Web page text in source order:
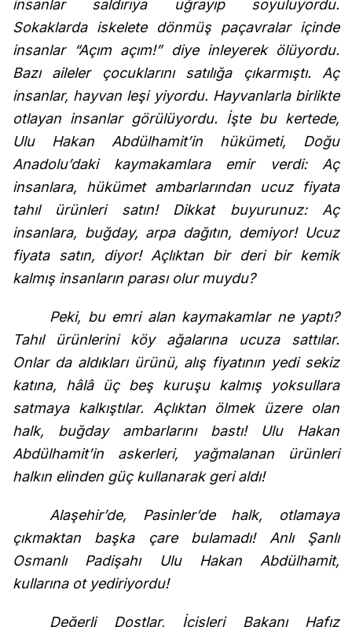
insanlar saldırıya uğrayıp soyuluyordu.
Sokaklarda iskelete dönmüş paçavralar içinde
insanlar “Açım açım!” diye inleyerek ölüyordu.
Bazı aileler çocuklarını satılığa çıkarmıştı. Aç
insanlar, hayvan leşi yiyordu. Hayvanlarla birlikte
otlayan insanlar görülüyordu. İşte bu kertede,
Ulu Hakan Abdülhamit’in hükümeti, Doğu
Anadolu’daki kaymakamlara emir verdi: Aç
insanlara, hükümet ambarlarından ucuz fiyata
tahıl ürünleri satın! Dikkat buyurunuz: Aç
insanlara, buğday, arpa dağıtın, demiyor! Ucuz
fiyata satın, diyor! Açlıktan bir deri bir kemik
kalmış insanların parası olur muydu?
Peki, bu emri alan kaymakamlar ne yaptı?
Tahıl ürünlerini köy ağalarına ucuza sattılar.
Onlar da aldıkları ürünü, alış fiyatının yedi sekiz
katına, hâlâ üç beş kuruşu kalmış yoksullara
satmaya kalkıştılar. Açlıktan ölmek üzere olan
halk, buğday ambarlarını bastı! Ulu Hakan
Abdülhamit’in askerleri, yağmalanan ürünleri
halkın elinden güç kullanarak geri aldı!
Alaşehir’de, Pasinler’de halk, otlamaya
çıkmaktan başka çare bulamadı! Anlı Şanlı
Osmanlı Padişahı Ulu Hakan Abdülhamit,
kullarına ot yediriyordu!
Değerli Dostlar, İçişleri Bakanı Hafız